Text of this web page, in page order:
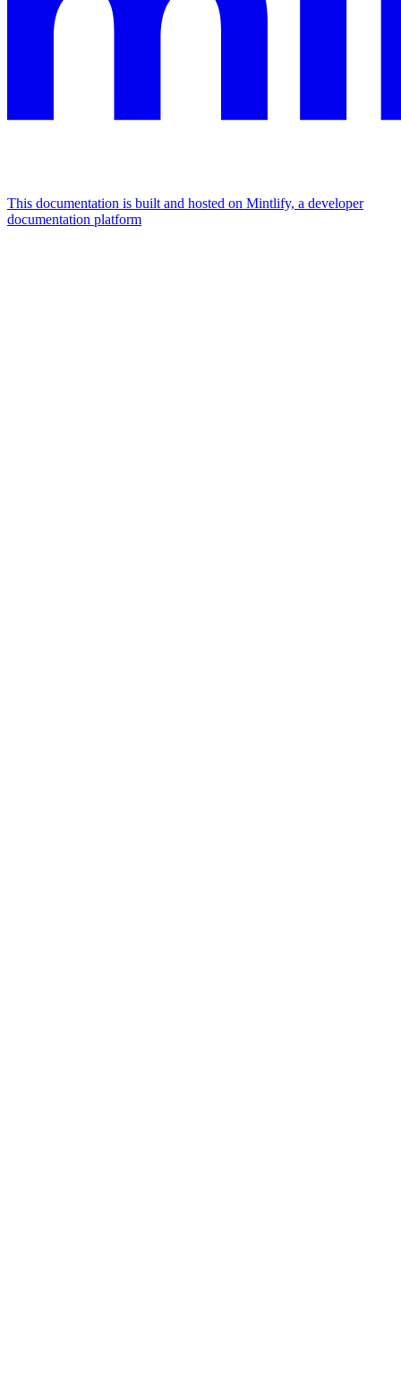
This documentation is built and hosted on Mintlify, a developer
documentation platform